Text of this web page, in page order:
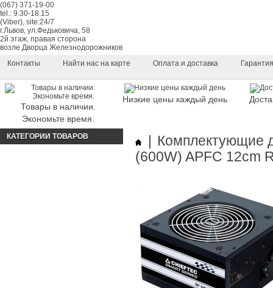
(067) 371-19-00
tel.: 9.30-18.15
(Viber), site:24/7
г.Львов, ул.Федьковича, 58
2й этаж, правая сторона
возле Дворца Железнодорожников
Контакты
Найти нас на карте Оплата и доставка Гарантия
Товары в наличии.
Экономьте время.
Низкие цены каждый день
КАТЕГОРИИ ТОВАРОВ
Комплектующие
(600W) APFC 12cm